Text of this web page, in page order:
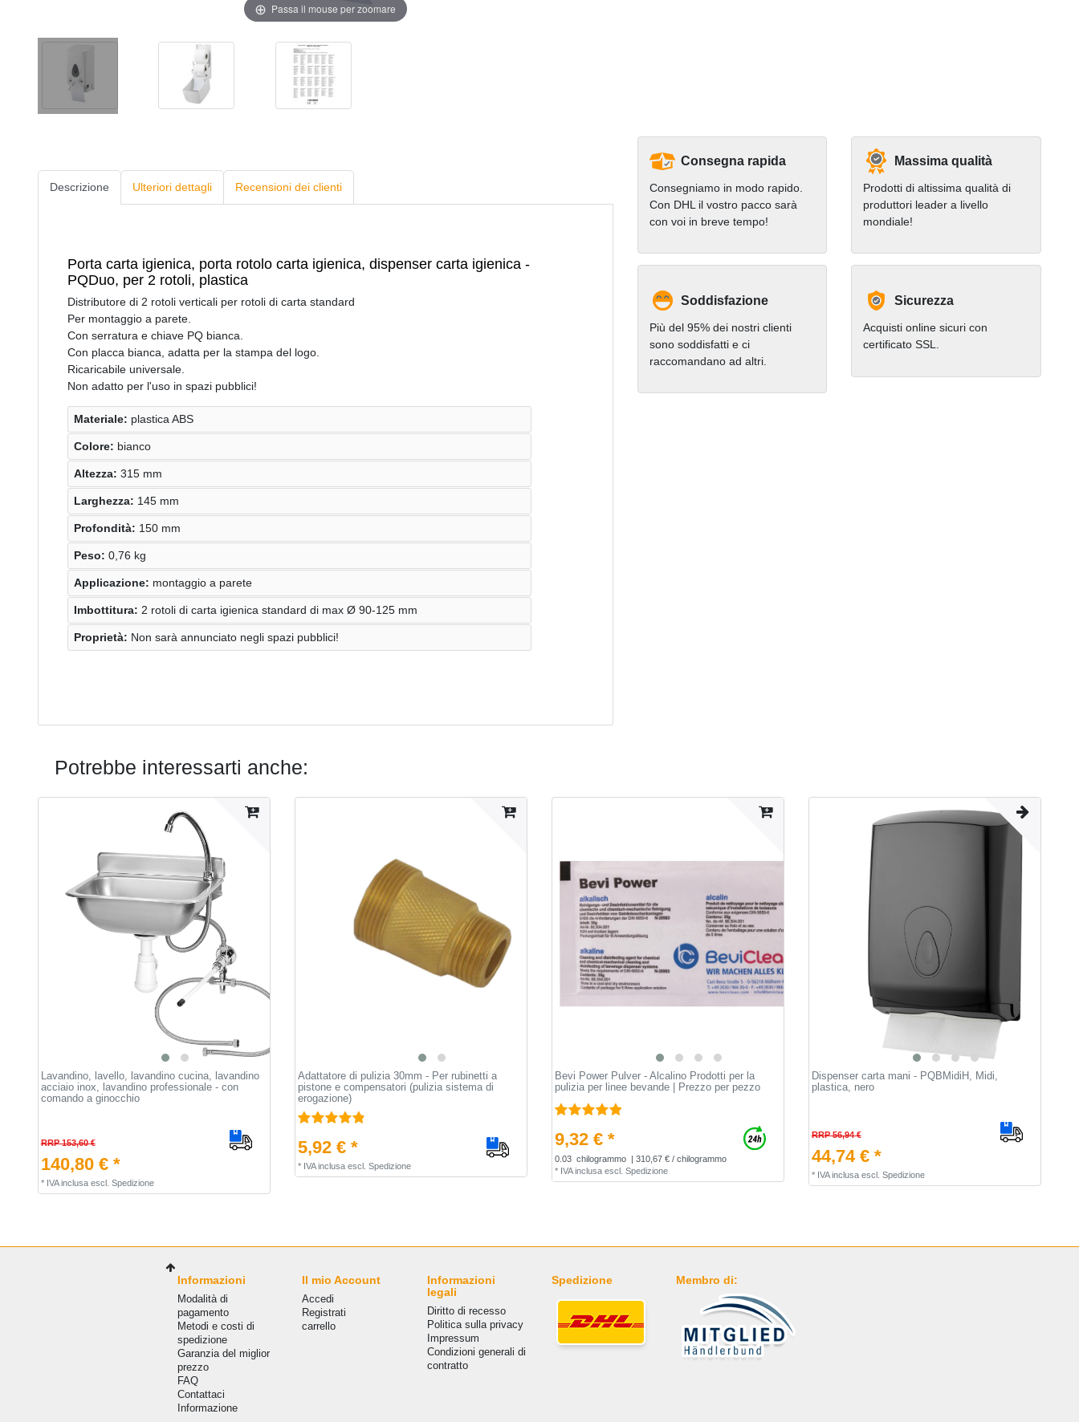
Passa il mouse per zoomare
Descrizione Ulteriori dettagli Recensioni dei clienti
Porta carta igienica, porta rotolo carta igienica, dispenser carta igienica -
PQDuo, per 2 rotoli, plastica
Distributore di 2 rotoli verticali per rotoli di carta standard
Per montaggio a parete.
Con serratura e chiave PQ bianca.
Con placca bianca, adatta per la stampa del logo.
Ricaricabile universale.
Non adatto per l'uso in spazi pubblici!
Materiale: plastica ABS
Colore: bianco
Altezza: 315 mm
Larghezza: 145 mm
Profondità: 150 mm
Peso: 0,76 kg
Applicazione: montaggio a parete
Imbottitura: 2 rotoli di carta igienica standard di max Ø 90-125 mm
Proprietà: Non sarà annunciato negli spazi pubblici!
Consegna rapida
Consegniamo in modo rapido.
Con DHL il vostro pacco sarà
con voi in breve tempo!
Massima qualità
Prodotti di altissima qualità di
produttori leader a livello
mondiale!
Soddisfazione
Più del 95% dei nostri clienti
sono soddisfatti e ci
raccomandano ad altri.
Sicurezza
Acquisti online sicuri con
certificato SSL.
Potrebbe interessarti anche:
Lavandino, lavello, lavandino cucina, lavandino
acciaio inox, lavandino professionale - con
comando a ginocchio
RRP 153,60 €
140,80 € *
* IVA inclusaescl. Spedizione
Adattatore di pulizia 30mm - Per rubinetti a
pistone e compensatori (pulizia sistema di
erogazione)
5,92 € *
* IVA inclusaescl. Spedizione
Bevi Power Pulver - Alcalino Prodotti per la
pulizia per linee bevande | Prezzo per pezzo
9,32 € *
0.03 chilogrammo
| 310,67 € / chilogrammo
* IVA inclusaescl. Spedizione
Dispenser carta mani - PQBMidiH, Midi,
plastica, nero
RRP 56,94 €
44,74 € *
* IVA inclusaescl. Spedizione
Informazioni
Modalità di
pagamento
Metodi e costi di
spedizione
Garanzia del miglior
prezzo
FAQ
Сontattaci
Informazione
Il mio Account
Accedi
Registrati
carrello
Informazioni
legali
Diritto di recesso
Politica sulla privacy
Impressum
Condizioni generali di
contratto
Spedizione Membro di: